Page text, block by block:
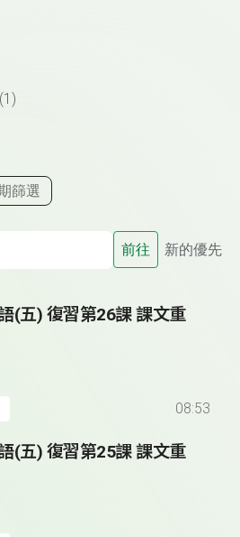
(1)
篩選
前往 新的優先
(五) 復習第26課 課文重
08:53
(五) 復習第25課 課文重